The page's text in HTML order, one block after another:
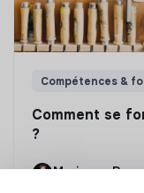
Compétences &
Comment se
?
Marianne